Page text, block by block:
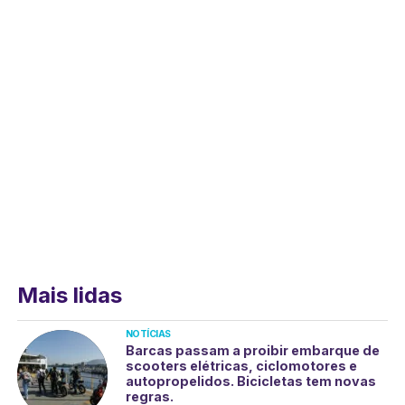
Mais lidas
NOTÍCIAS
Barcas passam a proibir embarque de
scooters elétricas, ciclomotores e
autopropelidos. Bicicletas tem novas
regras.